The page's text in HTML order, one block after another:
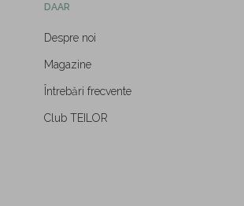
DAAR
Despre noi
Magazine
Întrebări frecvente
Club TEILOR